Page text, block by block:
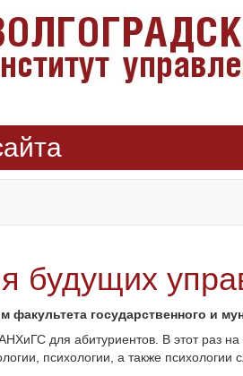
будущих
факультета государственного и
для абитуриентов. В этот раз
психологии, а также психологии